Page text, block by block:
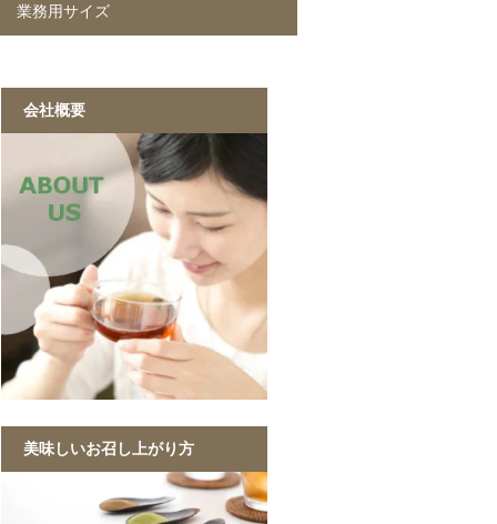
ラクリスR生きた乳酸菌入り
緑茶 40g
ラクリスR生きた乳酸菌入り
黒烏龍茶 40g
ラクリスR生きた乳酸菌入り
ジャスミン茶 40g
ラクリスR生きた乳酸菌入り
ルイボスティー 40g
業務用サイズ
黒ウーロン茶 1kg
会社概要
美味しいお召し上がり方